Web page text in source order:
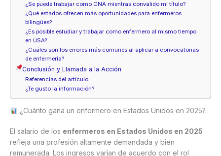
¿Se puede trabajar como CNA mientras convalido mi título?
¿Qué estados ofrecen más oportunidades para enfermeros
bilingües?
¿Es posible estudiar y trabajar como enfermero al mismo tiempo
en USA?
¿Cuáles son los errores más comunes al aplicar a convocatorias
de enfermería?
Conclusión y Llamada a la Acción
Referencias del artículo
¿Te gusto la información?
¿Cuánto gana un enfermero en Estados Unidos en 2025?
El salario de los enfermeros en Estados Unidos en 2025
refleja una profesión altamente demandada y bien
remunerada. Los ingresos varían de acuerdo con el rol